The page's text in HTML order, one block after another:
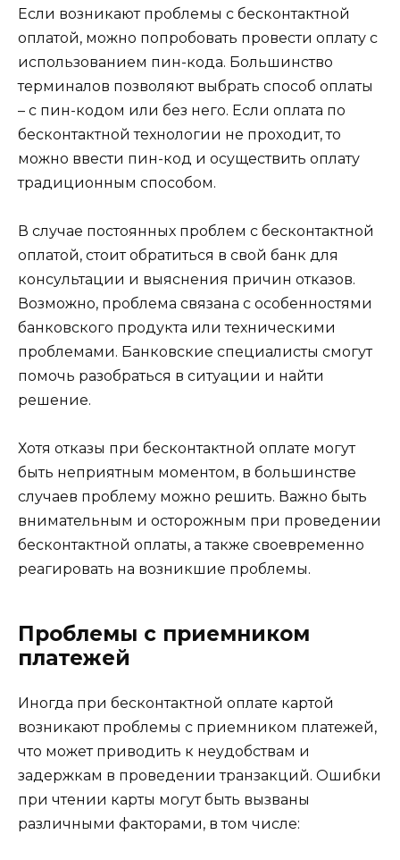
Если возникают проблемы с бесконтактной
оплатой, можно попробовать провести оплату с
использованием пин-кода. Большинство
терминалов позволяют выбрать способ оплаты
– с пин-кодом или без него. Если оплата по
бесконтактной технологии не проходит, то
можно ввести пин-код и осуществить оплату
традиционным способом.
В случае постоянных проблем с бесконтактной
оплатой, стоит обратиться в свой банк для
консультации и выяснения причин отказов.
Возможно, проблема связана с особенностями
банковского продукта или техническими
проблемами. Банковские специалисты смогут
помочь разобраться в ситуации и найти
решение.
Хотя отказы при бесконтактной оплате могут
быть неприятным моментом, в большинстве
случаев проблему можно решить. Важно быть
внимательным и осторожным при проведении
бесконтактной оплаты, а также своевременно
реагировать на возникшие проблемы.
Проблемы с приемником
платежей
Иногда при бесконтактной оплате картой
возникают проблемы с приемником платежей,
что может приводить к неудобствам и
задержкам в проведении транзакций. Ошибки
при чтении карты могут быть вызваны
различными факторами, в том числе: